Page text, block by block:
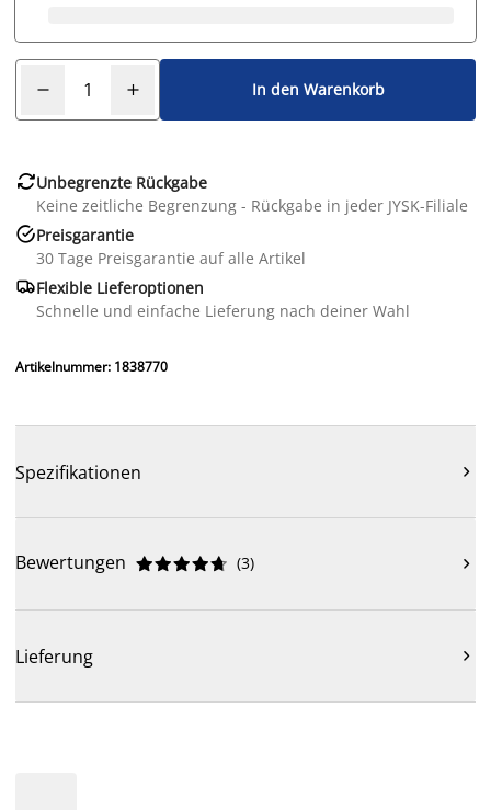
In den Warenkorb
Unbegrenzte Rückgabe
Keine zeitliche Begrenzung - Rückgabe in jeder JYSK-Filiale
Preisgarantie
30 Tage Preisgarantie auf alle Artikel
Flexible Lieferoptionen
Schnelle und einfache Lieferung nach deiner Wahl
Artikelnummer: 1838770
Spezifikationen 
Bewertungen 




 (3) 
Lieferung 